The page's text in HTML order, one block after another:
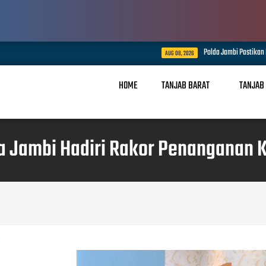
Polda Jambi Pastikan Penanganan Karhutla
HOME TANJAB BARAT
Jambi Hadiri Rakor Penanganan